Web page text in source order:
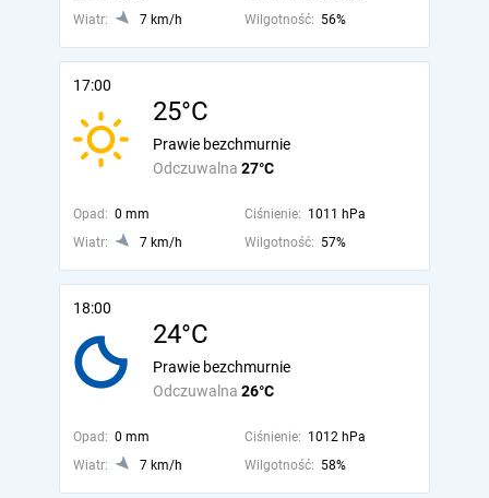
Wiatr:
7 km/h Wilgotność: 56%
17:00
25°C
Odczuwalna 27°C
Prawie bezchmurnie
Opad: 0 mm Ciśnienie: 1011 hPa
Wiatr:
7 km/h Wilgotność: 57%
18:00
24°C
Odczuwalna 26°C
Prawie bezchmurnie
Opad: 0 mm Ciśnienie: 1012 hPa
Wiatr:
7 km/h Wilgotność: 58%